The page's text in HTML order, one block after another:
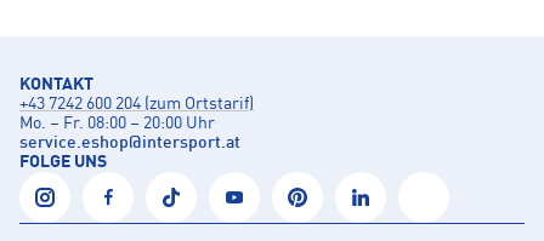
KONTAKT
+43 7242 600 204 (zum Ortstarif)
Mo. – Fr. 08:00 – 20:00 Uhr
service.eshop@intersport.at
FOLGE UNS